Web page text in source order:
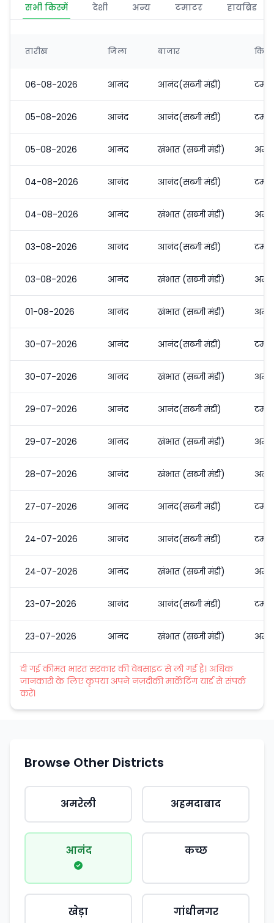
सभी किस्में देशी अन्य टमाटर हायब्रिड
तारीख जिला बाजार
06-08-2026 आनंद आनंद(सब्जी मंडी)
05-08-2026 आनंद आनंद(सब्जी मंडी)
05-08-2026 आनंद खंभात (सब्जी मंडी) अन्य
04-08-2026 आनंद आनंद(सब्जी मंडी)
04-08-2026 आनंद खंभात (सब्जी मंडी) अन्य
03-08-2026 आनंद आनंद(सब्जी मंडी)
03-08-2026 आनंद खंभात (सब्जी मंडी) अन्य
01-08-2026 आनंद खंभात (सब्जी मंडी) अन्य
30-07-2026 आनंद आनंद(सब्जी मंडी)
30-07-2026 आनंद खंभात (सब्जी मंडी) अन्य
29-07-2026 आनंद आनंद(सब्जी मंडी)
29-07-2026 आनंद खंभात (सब्जी मंडी) अन्य
28-07-2026 आनंद खंभात (सब्जी मंडी) अन्य
27-07-2026 आनंद आनंद(सब्जी मंडी)
24-07-2026 आनंद आनंद(सब्जी मंडी)
24-07-2026 आनंद खंभात (सब्जी मंडी) अन्य
23-07-2026 आनंद आनंद(सब्जी मंडी)
23-07-2026 आनंद खंभात (सब्जी मंडी) अन्य
दी गई कीमत भारत सरकार की वेबसाइट से ली गई है। अधिक
जानकारी के लिए कृपया अपने नज़दीकी मार्केटिंग यार्ड से संपर्क
करें।
Browse Other Districts
अमरेली अहमदाबाद
आनंद कच्छ
खेड़ा गांधीनगर